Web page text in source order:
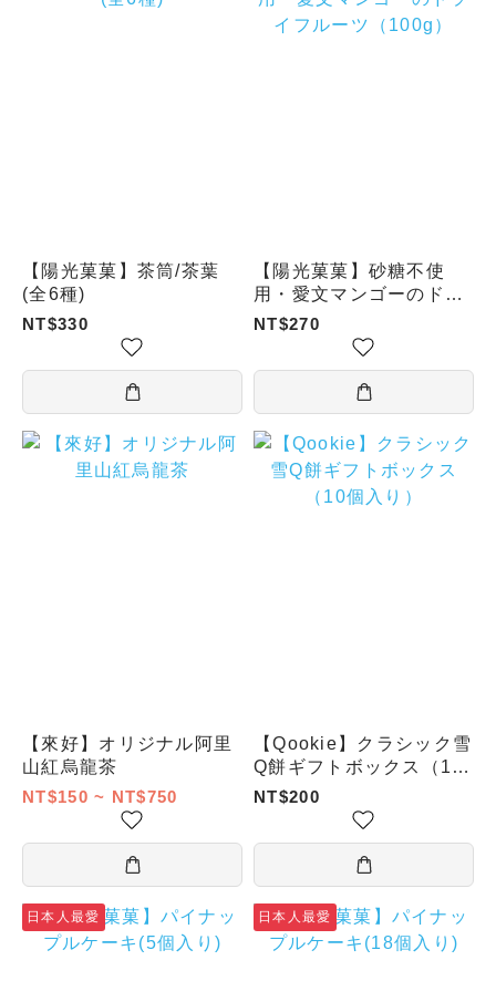
【陽光菓菓】茶筒/茶葉
(全6種)
NT$330
【陽光菓菓】砂糖不使
用・愛文マンゴーのドラ
イフルーツ（100g）
NT$270
【來好】オリジナル阿里
山紅烏龍茶
NT$150 ~ NT$750
【Qookie】クラシック雪
Q餅ギフトボックス（10
個入り）
NT$200
日本人最愛 日本人最愛